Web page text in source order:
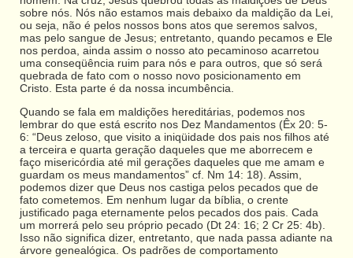
sobre nós. Nós não estamos mais debaixo da maldição da Lei,
ou seja, não é pelos nossos bons atos que seremos salvos,
mas pelo sangue de Jesus; entretanto, quando pecamos e Ele
nos perdoa, ainda assim o nosso ato pecaminoso acarretou
uma conseqüência ruim para nós e para outros, que só será
quebrada de fato com o nosso novo posicionamento em
Cristo. Esta parte é da nossa incumbência.
Quando se fala em maldições hereditárias, podemos nos
lembrar do que está escrito nos Dez Mandamentos (Êx 20: 5-
6: “Deus zeloso, que visito a iniqüidade dos pais nos filhos até
a terceira e quarta geração daqueles que me aborrecem e
faço misericórdia até mil gerações daqueles que me amam e
guardam os meus mandamentos” cf. Nm 14: 18). Assim,
podemos dizer que Deus nos castiga pelos pecados que de
fato cometemos. Em nenhum lugar da bíblia, o crente
justificado paga eternamente pelos pecados dos pais. Cada
um morrerá pelo seu próprio pecado (Dt 24: 16; 2 Cr 25: 4b).
Isso não significa dizer, entretanto, que nada passa adiante na
árvore genealógica. Os padrões de comportamento